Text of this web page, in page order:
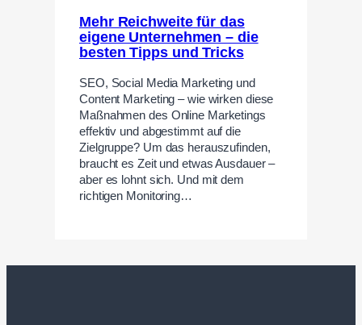
Mehr Reichweite für das
eigene Unternehmen – die
besten Tipps und Tricks
SEO, Social Media Marketing und
Content Marketing – wie wirken diese
Maßnahmen des Online Marketings
effektiv und abgestimmt auf die
Zielgruppe? Um das herauszufinden,
braucht es Zeit und etwas Ausdauer –
aber es lohnt sich. Und mit dem
richtigen Monitoring…